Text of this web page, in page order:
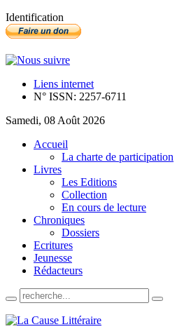
Identification
Liens internet
N° ISSN: 2257-6711
Samedi, 08 Août 2026
Accueil
La charte de participation
Livres
Les Editions
Collection
En cours de lecture
Chroniques
Dossiers
Ecritures
Jeunesse
Rédacteurs